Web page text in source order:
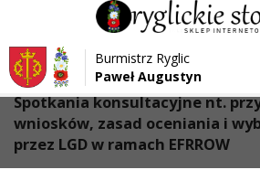
Przejdź do menu
Przejdź do głównej treści strony
Przejdź do stopki strony
Burmistrz Ryglic
Paweł Augustyn
Strona główna > Aktualności
Spotkania konsultacyjne nt.
wniosków, zasad oceniania i
przez LGD w ramach EFRROW